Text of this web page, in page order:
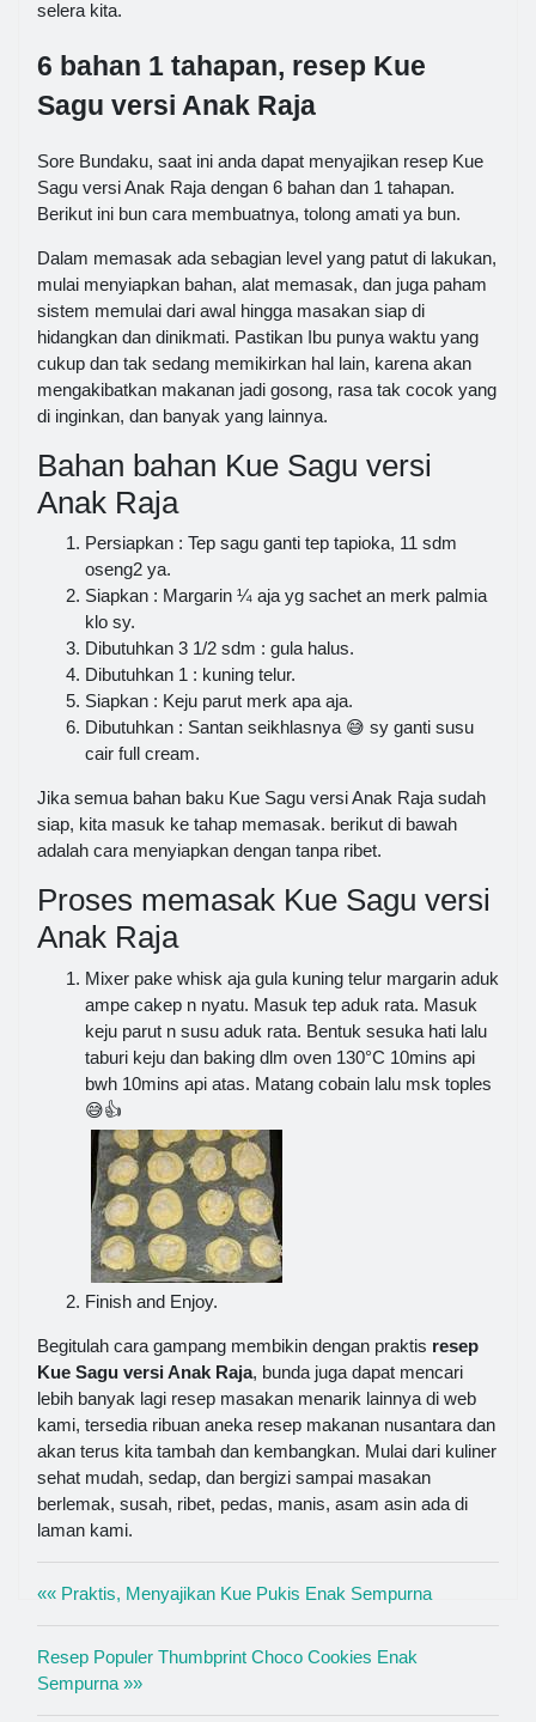
selera kita.
6 bahan 1 tahapan, resep Kue
Sagu versi Anak Raja
Sore Bundaku, saat ini anda dapat menyajikan resep Kue
Sagu versi Anak Raja dengan 6 bahan dan 1 tahapan.
Berikut ini bun cara membuatnya, tolong amati ya bun.
Dalam memasak ada sebagian level yang patut di lakukan,
mulai menyiapkan bahan, alat memasak, dan juga paham
sistem memulai dari awal hingga masakan siap di
hidangkan dan dinikmati. Pastikan Ibu punya waktu yang
cukup dan tak sedang memikirkan hal lain, karena akan
mengakibatkan makanan jadi gosong, rasa tak cocok yang
di inginkan, dan banyak yang lainnya.
Bahan bahan Kue Sagu versi
Anak Raja
Persiapkan : Tep sagu ganti tep tapioka, 11 sdm
oseng2 ya.
Siapkan : Margarin ¼ aja yg sachet an merk palmia
klo sy.
Dibutuhkan 3 1/2 sdm : gula halus.
Dibutuhkan 1 : kuning telur.
Siapkan : Keju parut merk apa aja.
Dibutuhkan : Santan seikhlasnya 😅 sy ganti susu
cair full cream.
Jika semua bahan baku Kue Sagu versi Anak Raja sudah
siap, kita masuk ke tahap memasak. berikut di bawah
adalah cara menyiapkan dengan tanpa ribet.
Proses memasak Kue Sagu versi
Anak Raja
Mixer pake whisk aja gula kuning telur margarin aduk
ampe cakep n nyatu. Masuk tep aduk rata. Masuk
keju parut n susu aduk rata. Bentuk sesuka hati lalu
taburi keju dan baking dlm oven 130°C 10mins api
bwh 10mins api atas. Matang cobain lalu msk toples
😅👍
Finish and Enjoy.
Begitulah cara gampang membikin dengan praktis resep
Kue Sagu versi Anak Raja, bunda juga dapat mencari
lebih banyak lagi resep masakan menarik lainnya di web
kami, tersedia ribuan aneka resep makanan nusantara dan
akan terus kita tambah dan kembangkan. Mulai dari kuliner
sehat mudah, sedap, dan bergizi sampai masakan
berlemak, susah, ribet, pedas, manis, asam asin ada di
laman kami.
«« Praktis, Menyajikan Kue Pukis Enak Sempurna
Resep Populer Thumbprint Choco Cookies Enak
Sempurna »»